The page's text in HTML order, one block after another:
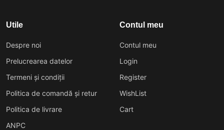
Utile
Despre noi
Prelucrearea datelor
Termeni și condiții
Politica de comandă și retur
Politica de livrare
ANPC
Contul meu
Contul meu
Login
Register
WishList
Cart